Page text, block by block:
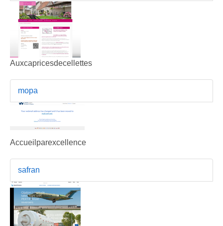
Auxcapricesdecellettes
mopa
Accueilparexcellence
safran